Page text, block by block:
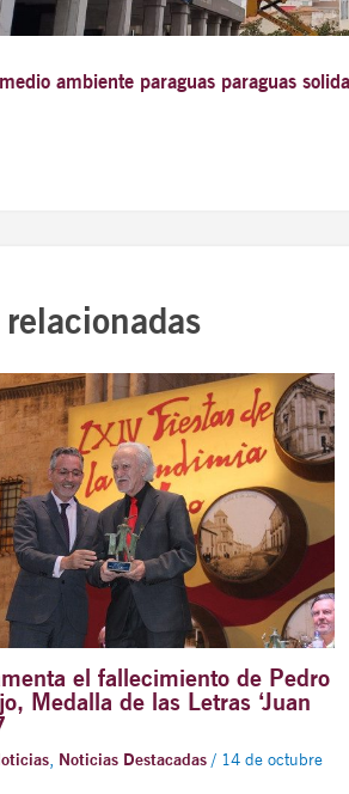
medio ambiente paraguas paraguas
el fallecimiento de Pedro
Medalla de las Letras ‘Juan
, Noticias Destacadas/ 14 de octubre